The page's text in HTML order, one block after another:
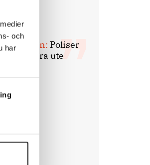
och
har
Poliser
inte bara ute